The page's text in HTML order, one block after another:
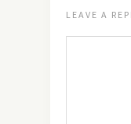
LEAVE A